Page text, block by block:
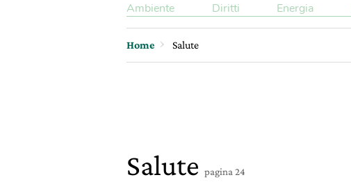
Ambiente Diritti Energia
Home Salute
Salute pagina 24